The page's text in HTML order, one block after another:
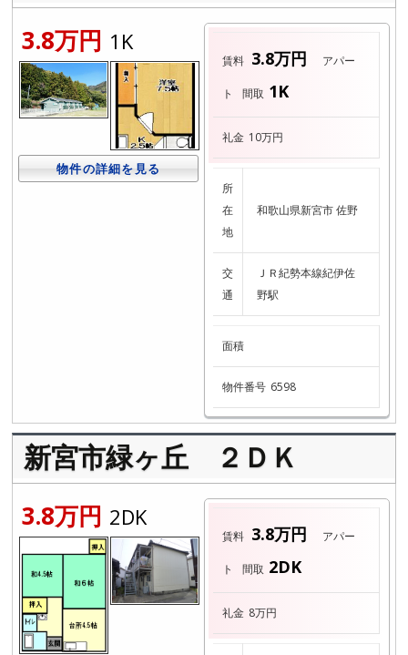
3.8万円 1K
物件の詳細を見る
賃料 3.8万円 アパー
ト 間取 1K
礼金 10万円
所
在
地
和歌山県新宮市 佐野
交
通
ＪＲ紀勢本線紀伊佐
野駅
面積
物件番号 6598
新宮市緑ヶ丘 ２ＤＫ
3.8万円 2DK
賃料 3.8万円 アパー
ト 間取 2DK
礼金 8万円